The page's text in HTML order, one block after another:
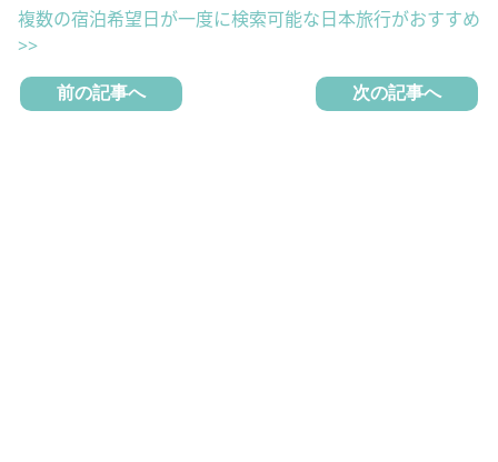
複数の宿泊希望日が一度に検索可能な日本旅行がおすすめ
>>
前の記事へ 次の記事へ